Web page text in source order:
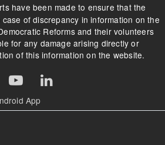
have been made to ensure that the
of discrepancy in information on the
Reforms and their volunteers
for any damage arising directly or
of this information on the website.
App